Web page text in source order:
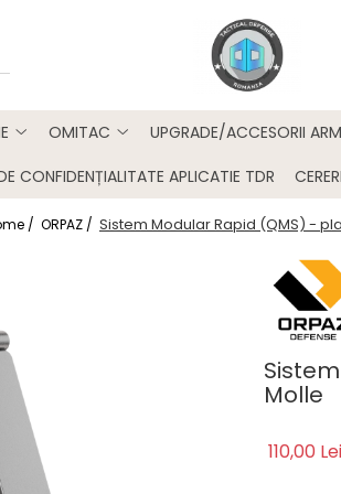
OMITAC UPGRADE/ACCESORII
CONFIDENȚIALITATE APLICATIE TDR
/ ORPAZ / Sistem Modular Rapid (QMS) -
Molle
110,00 Lei